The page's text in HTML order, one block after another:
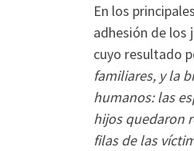
En los
adhesión de los
cuyo resultado
familiares, y la
humanos: las
hijos quedaron
filas de las